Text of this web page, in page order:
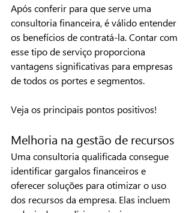
Após conferir para que serve uma
consultoria financeira, é válido entender
os benefícios de contratá-la. Contar com
esse tipo de serviço proporciona
vantagens significativas para empresas
de todos os portes e segmentos.
Veja os principais pontos positivos!
Melhoria na gestão de recursos
Uma consultoria qualificada consegue
identificar gargalos financeiros e
oferecer soluções para otimizar o uso
dos recursos da empresa. Elas incluem